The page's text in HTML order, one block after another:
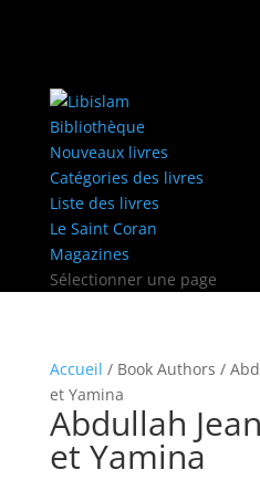
Bibliothèque
Nouveaux livres
Catégories des livres
Liste des livres
Le Saint Coran
Magazines
Sélectionner une page
Accueil / Book Authors /
et Yamina
Abdullah
et Yamina